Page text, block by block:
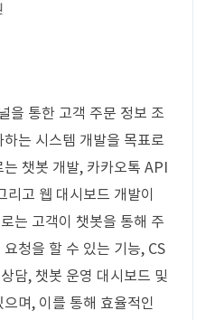
을 통한 고객 주문 정보 조
는 시스템 개발을 목표로
챗봇 개발, 카카오톡 API
고 웹 대시보드 개발이
는 고객이 챗봇을 통해 주
청을 할 수 있는 기능, CS
담, 챗봇 운영 대시보드 및
며, 이를 통해 효율적인